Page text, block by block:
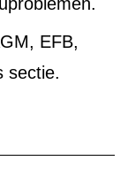
EFB,
sectie.